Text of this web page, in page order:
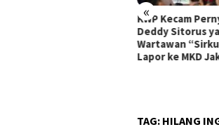
«
KWP Kecam
Deddy Sitorus
Wartawan
Lapor ke MKD
TAG: HILANG